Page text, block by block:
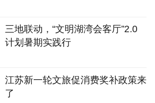
三地联动，“文明湖湾会客厅”2.0
计划暑期实践行
江苏新一轮文旅促消费奖补政策来
了